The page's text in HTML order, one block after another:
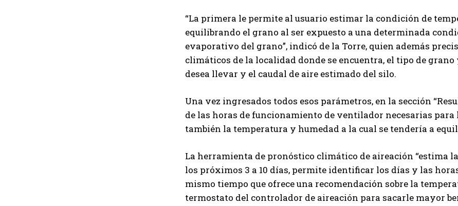
“La primera le permite al usuario estimar la condición de
equilibrando el grano al ser expuesto a una determinada
evaporativo del grano”, indicó de la Torre, quien además
climáticos de la localidad donde se encuentra, el tipo de
desea llevar y el caudal de aire estimado del silo.
Una vez ingresados todos esos parámetros, en la sección
de las horas de funcionamiento de ventilador necesarias
también la temperatura y humedad a la cual se tendería a
La herramienta de pronóstico climático de aireación “estima
los próximos 3 a 10 días, permite identificar los días y las
mismo tiempo que ofrece una recomendación sobre la
termostato del controlador de aireación para sacarle mayor